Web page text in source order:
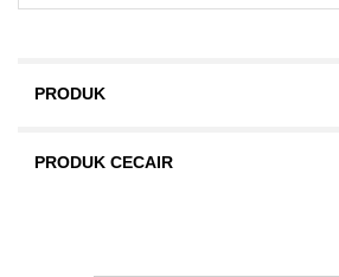
PRODUK
PRODUK CECAIR